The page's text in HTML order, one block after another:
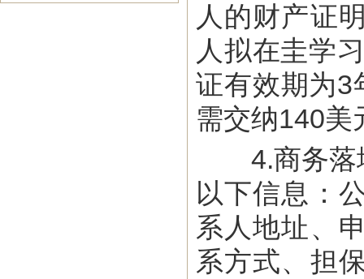
人的财产证
人拟在圭学
证有效期为3
需交纳140美
4.商务落地
以下信息：
系人地址、
系方式、担